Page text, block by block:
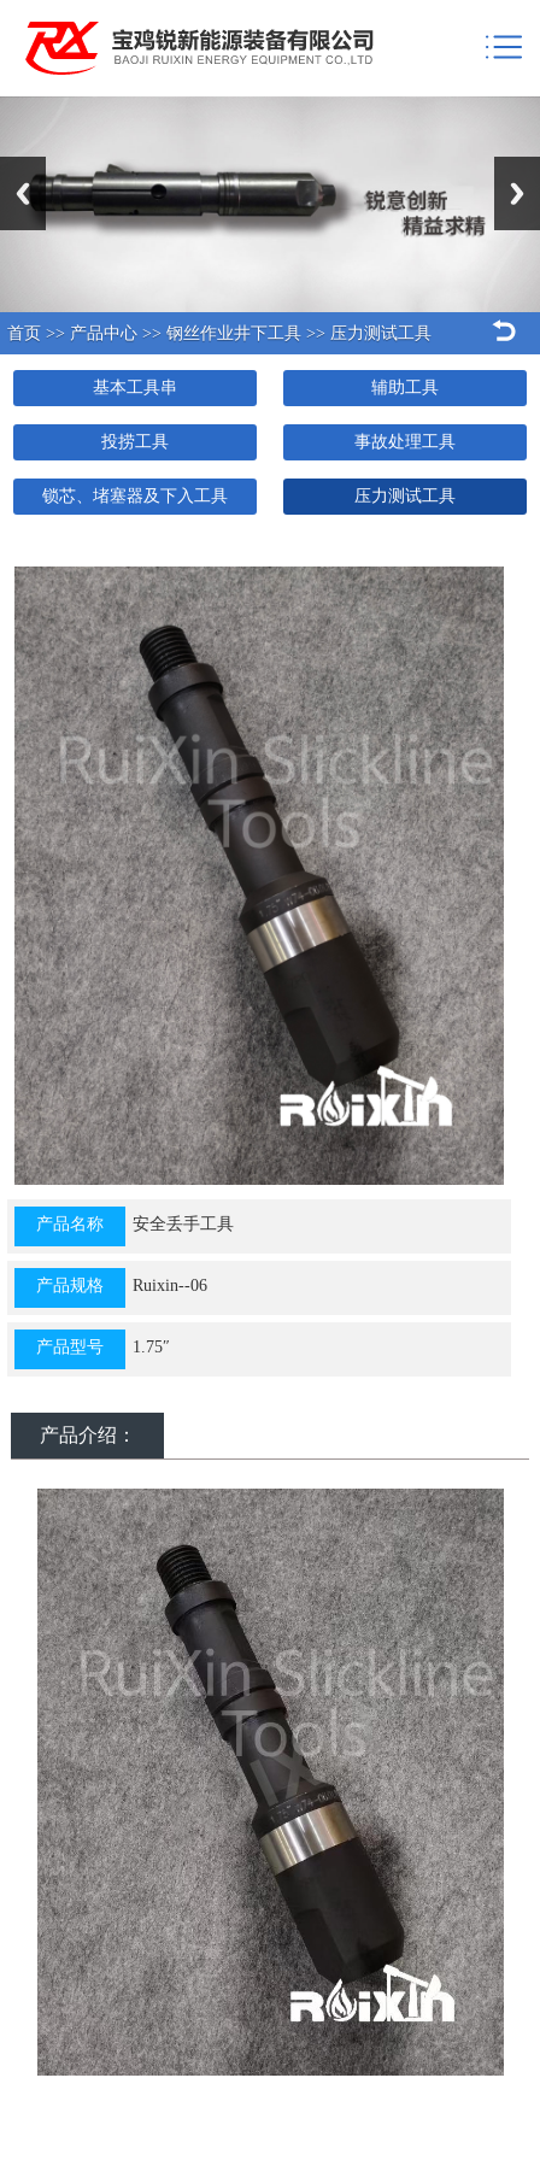
首页 >> 产品中心 >> 钢丝作业井下工具 >> 压力测试工具
基本工具串 辅助工具
投捞工具 事故处理工具
锁芯、堵塞器及下入工具 压力测试工具
产品名称 安全丢手工具
产品规格 Ruixin--06
产品型号 1.75″
产品介绍：